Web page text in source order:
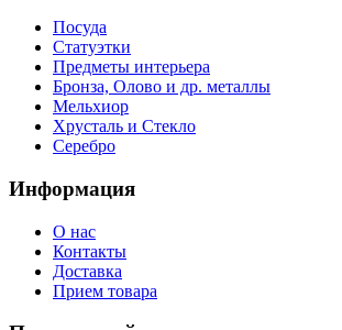
Посуда
Статуэтки
Предметы интерьера
Бронза, Олово и др. металлы
Мельхиор
Хрусталь и Стекло
Серебро
Информация
О нас
Контакты
Доставка
Прием товара